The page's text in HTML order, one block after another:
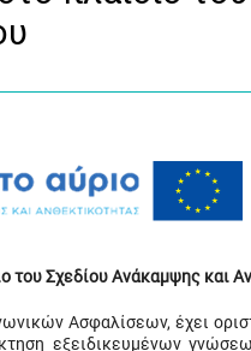
του Σχεδίου Ανάκαμψης και
Ασφαλίσεων, έχει
εξειδικευμένων